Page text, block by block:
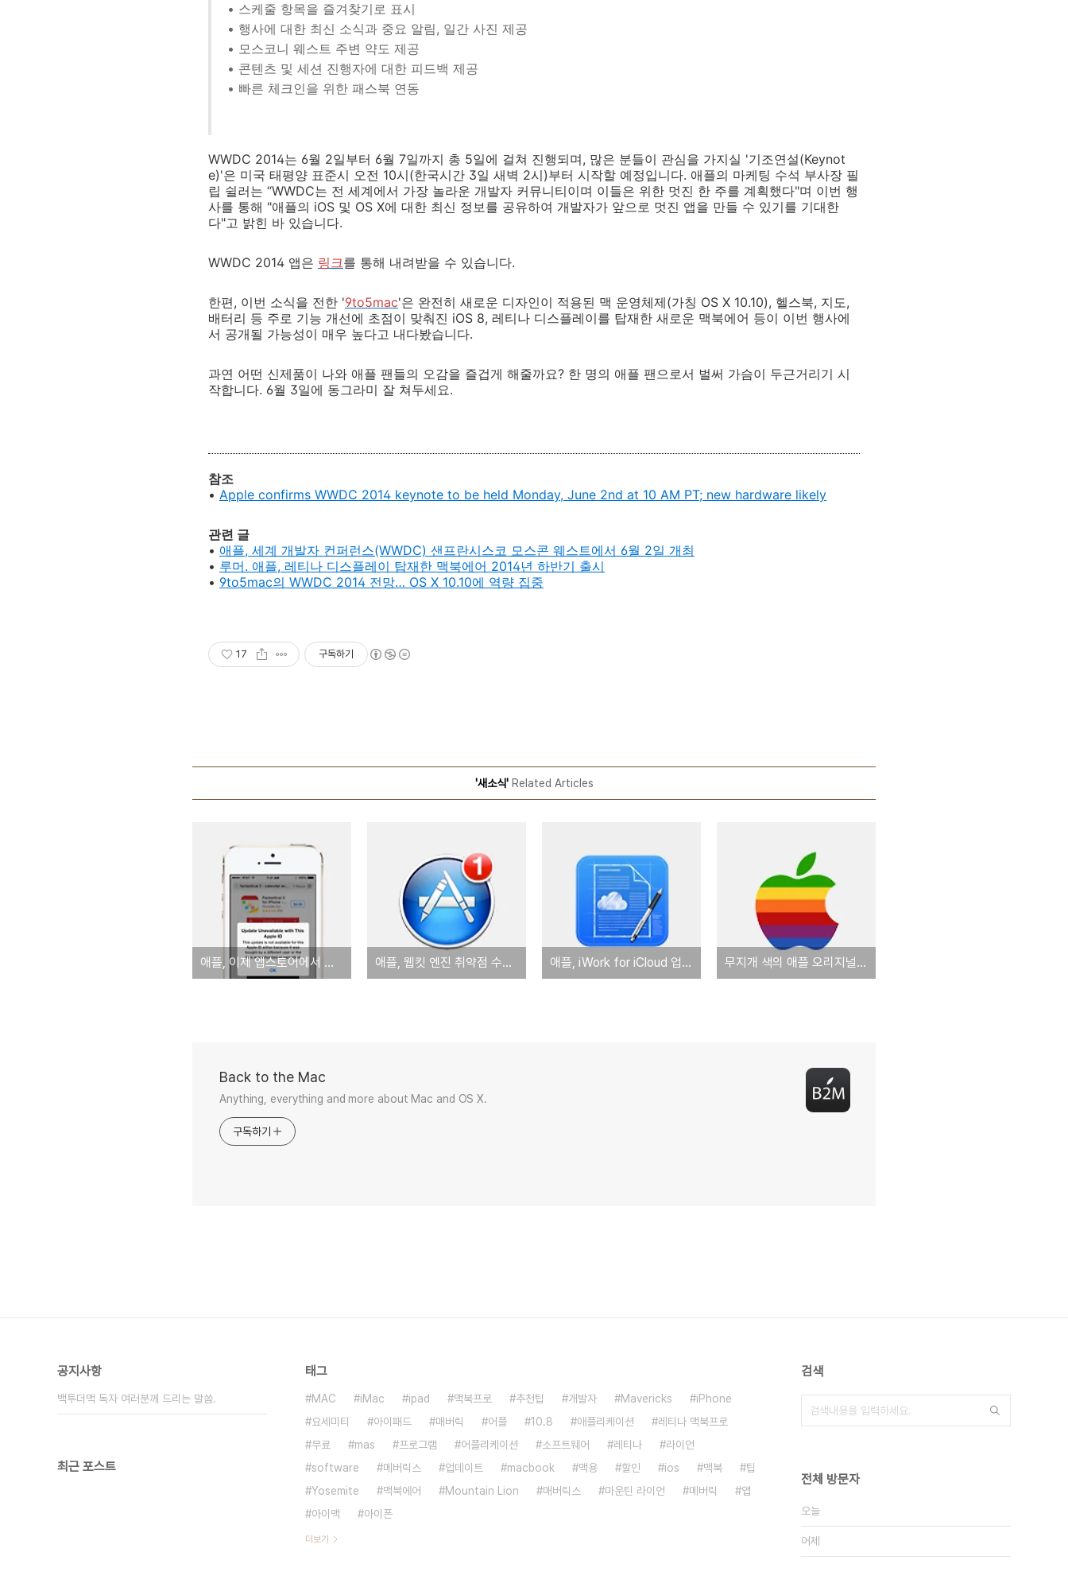
• 스케줄 항목을 즐겨찾기로 표시
• 행사에 대한 최신 소식과 중요 알림, 일간 사진 제공
• 모스코니 웨스트 주변 약도 제공
• 콘텐츠 및 세션 진행자에 대한 피드백 제공
• 빠른 체크인을 위한 패스북 연동
WWDC 2014는 6월 2일부터 6월 7일까지 총 5일에 걸쳐 진행되며, 많은 분들이 관심을 가지실 '기조연설(Keynot
e)'은 미국 태평양 표준시 오전 10시(한국시간 3일 새벽 2시)부터 시작할 예정입니다. 애플의 마케팅 수석 부사장 필
립 쉴러는 “WWDC는 전 세계에서 가장 놀라운 개발자 커뮤니티이며 이들은 위한 멋진 한 주를 계획했다"며 이번 행
사를 통해 "애플의 iOS 및 OS X에 대한 최신 정보를 공유하여 개발자가 앞으로 멋진 앱을 만들 수 있기를 기대한
다"고 밝힌 바 있습니다.
WWDC 2014 앱은 링크를 통해 내려받을 수 있습니다.
한편, 이번 소식을 전한 '9to5mac'은 완전히 새로운 디자인이 적용된 맥 운영체제(가칭 OS X 10.10), 헬스북, 지도,
배터리 등 주로 기능 개선에 초점이 맞춰진 iOS 8, 레티나 디스플레이를 탑재한 새로운 맥북에어 등이 이번 행사에
서 공개될 가능성이 매우 높다고 내다봤습니다.
과연 어떤 신제품이 나와 애플 팬들의 오감을 즐겁게 해줄까요? 한 명의 애플 팬으로서 벌써 가슴이 두근거리기 시
작합니다. 6월 3일에 동그라미 잘 쳐두세요.
참조
• Apple confirms WWDC 2014 keynote to be held Monday, June 2nd at 10 AM PT; new hardware likely
관련 글
• 애플, 세계 개발자 컨퍼런스(WWDC) 샌프란시스코 모스콘 웨스트에서 6월 2일 개최
• 루머. 애플, 레티나 디스플레이 탑재한 맥북에어 2014년 하반기 출시
• 9to5mac의 WWDC 2014 전망… OS X 10.10에 역량 집중
17 구독하기
'새소식'Related Articles
애플, 이제 앱스토어에서 환불한 앱 업데이트 제공하지 않는다 애플, 웹킷 엔진 취약점 수정한 사파리 7.0.4 및 6.1.4 업데이트 배포 애플, iWork for iCloud 업데이트 '대화형 차트 추가하고 협업 기능 개선' 무지개 색의 애플 오리지널 간판 경매에 올라온다… 예상 낙찰가는 10~15억원
Back to the Mac
Anything, everything and more about Mac and OS X.
구독하기
공지사항
백투더맥 독자 여러분께 드리는 말씀.
최근 포스트
태그
MAC iMac ipad 맥북프로 추천팁 개발자 Mavericks
iPhone
요세미티
아이패드 매버릭 어플 10.8 애플리케이션
레티나 맥북프로
무료
mas 프로그램 어플리케이션 소프트웨어 레티나
라이언
software
메버릭스 업데이트 macbook 맥용 할인 ios 맥북
팁
Yosemite
맥북에어 Mountain Lion 매버릭스 마운틴 라이언 메버릭
앱
아이맥
아이폰
더보기
검색
전체 방문자
오늘
어제